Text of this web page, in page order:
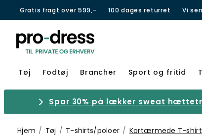
Gratis fragt over 599,- 100 dages returret Vi
Tøj Fodtøj Brancher Sport og fritid
Spar 30% på lækker sweat
Hjem Tøj T-shirts/poloer Kortærmede T-